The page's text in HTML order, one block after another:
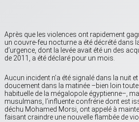
Après que les violences ont rapidement
un couvre-feu nocturne a été décrété dans
d’urgence, dont la levée avait été un des
de 2011, a été déclaré pour un mois.
Aucun incident n’a été signalé dans la nuit
doucement dans la matinée –bien loin
habituelle de la mégalopole égyptienne–,
musulmans, l’influente confrérie dont est
déchu Mohamed Morsi, ont appelé à
faisant craindre une nouvelle flambée de